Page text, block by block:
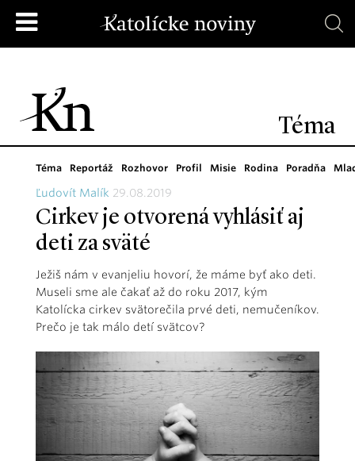
Téma
Téma Reportáž Rozhovor Profil Misie Rodina Poradňa
Ľudovít Malík 29.08.2019
Cirkev je otvorená vyhlásiť aj
deti za sväté
Ježiš nám v evanjeliu hovorí, že máme byť ako deti.
Museli sme ale čakať až do roku 2017, kým
Katolícka cirkev svätorečila prvé deti, nemučeníkov.
Prečo je tak málo detí svätcov?